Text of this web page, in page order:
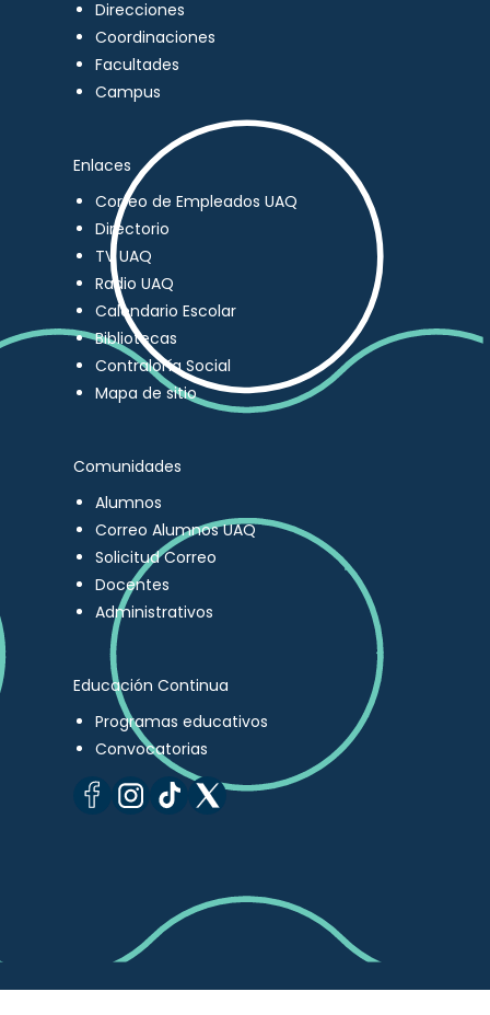
Direcciones
Coordinaciones
Facultades
Campus
Enlaces
Correo de Empleados UAQ
Directorio
TV UAQ
Radio UAQ
Calendario Escolar
Bibliotecas
Contraloría Social
Mapa de sitio
Comunidades
Alumnos
Correo Alumnos UAQ
Solicitud Correo
Docentes
Administrativos
Educación Continua
Programas educativos
Convocatorias